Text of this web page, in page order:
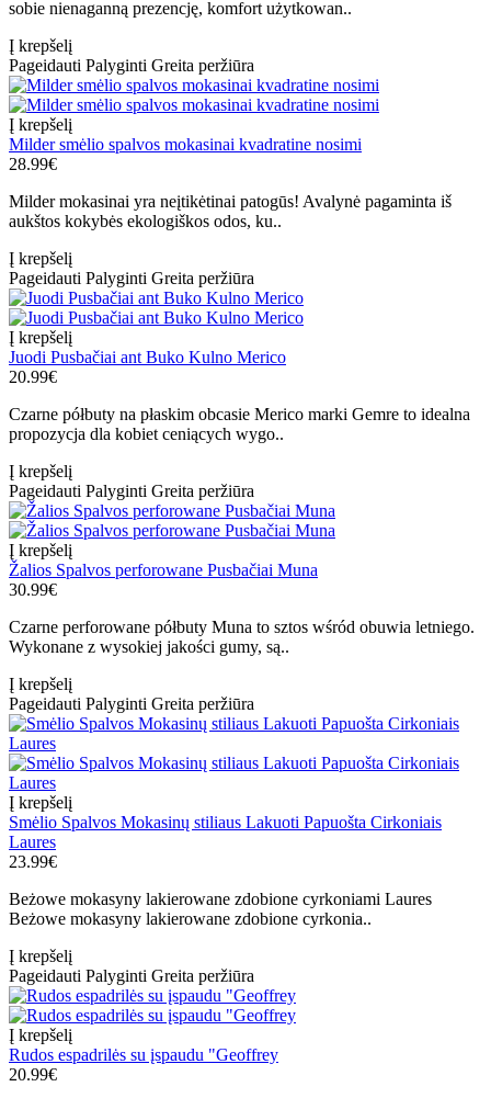
sobie nienaganną prezencję, komfort użytkowan..
Į krepšelį
Pageidauti Palyginti Greita peržiūra
Į krepšelį
Milder smėlio spalvos mokasinai kvadratine nosimi
28.99€
Milder mokasinai yra neįtikėtinai patogūs! Avalynė pagaminta iš
aukštos kokybės ekologiškos odos, ku..
Į krepšelį
Pageidauti Palyginti Greita peržiūra
Į krepšelį
Juodi Pusbačiai ant Buko Kulno Merico
20.99€
Czarne półbuty na płaskim obcasie Merico marki Gemre to idealna
propozycja dla kobiet ceniących wygo..
Į krepšelį
Pageidauti Palyginti Greita peržiūra
Į krepšelį
Žalios Spalvos perforowane Pusbačiai Muna
30.99€
Czarne perforowane półbuty Muna to sztos wśród obuwia letniego.
Wykonane z wysokiej jakości gumy, są..
Į krepšelį
Pageidauti Palyginti Greita peržiūra
Į krepšelį
Smėlio Spalvos Mokasinų stiliaus Lakuoti Papuošta Cirkoniais
Laures
23.99€
Beżowe mokasyny lakierowane zdobione cyrkoniami Laures
Beżowe mokasyny lakierowane zdobione cyrkonia..
Į krepšelį
Pageidauti Palyginti Greita peržiūra
Į krepšelį
Rudos espadrilės su įspaudu "Geoffrey
20.99€